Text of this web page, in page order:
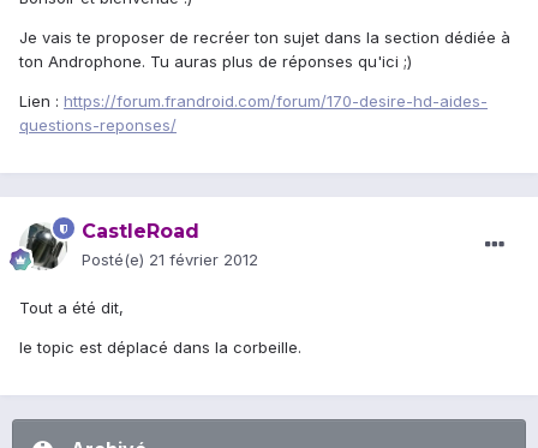
Je vais te proposer de recréer ton sujet dans la section dédiée à
ton Androphone. Tu auras plus de réponses qu'ici ;)
Lien : https://forum.frandroid.com/forum/170-desire-hd-aides-
questions-reponses/
CastleRoad
Posté(e) 21 février 2012
Tout a été dit,
le topic est déplacé dans la corbeille.